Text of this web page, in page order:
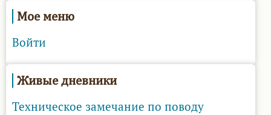
Мое меню
Войти
Живые дневники
Техническое замечание по поводу